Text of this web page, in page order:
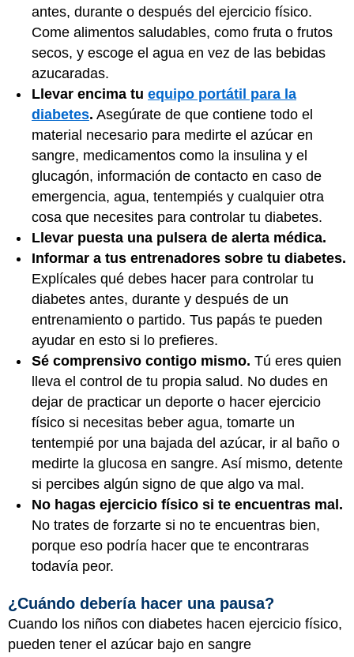
antes, durante o después del ejercicio físico.
Come alimentos saludables, como fruta o frutos
secos, y escoge el agua en vez de las bebidas
azucaradas.
Llevar encima tu equipo portátil para la
diabetes. Asegúrate de que contiene todo el
material necesario para medirte el azúcar en
sangre, medicamentos como la insulina y el
glucagón, información de contacto en caso de
emergencia, agua, tentempiés y cualquier otra
cosa que necesites para controlar tu diabetes.
Llevar puesta una pulsera de alerta médica.
Informar a tus entrenadores sobre tu diabetes.
Explícales qué debes hacer para controlar tu
diabetes antes, durante y después de un
entrenamiento o partido. Tus papás te pueden
ayudar en esto si lo prefieres.
Sé comprensivo contigo mismo. Tú eres quien
lleva el control de tu propia salud. No dudes en
dejar de practicar un deporte o hacer ejercicio
físico si necesitas beber agua, tomarte un
tentempié por una bajada del azúcar, ir al baño o
medirte la glucosa en sangre. Así mismo, detente
si percibes algún signo de que algo va mal.
No hagas ejercicio físico si te encuentras mal.
No trates de forzarte si no te encuentras bien,
porque eso podría hacer que te encontraras
todavía peor.
¿Cuándo debería hacer una pausa?
Cuando los niños con diabetes hacen ejercicio físico,
pueden tener el azúcar bajo en sangre